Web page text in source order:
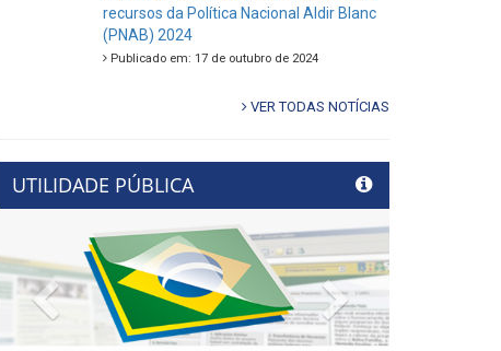
recursos da Política Nacional Aldir Blanc
(PNAB) 2024
Publicado em: 17 de outubro de 2024
VER TODAS NOTÍCIAS
UTILIDADE PÚBLICA
Previous Next